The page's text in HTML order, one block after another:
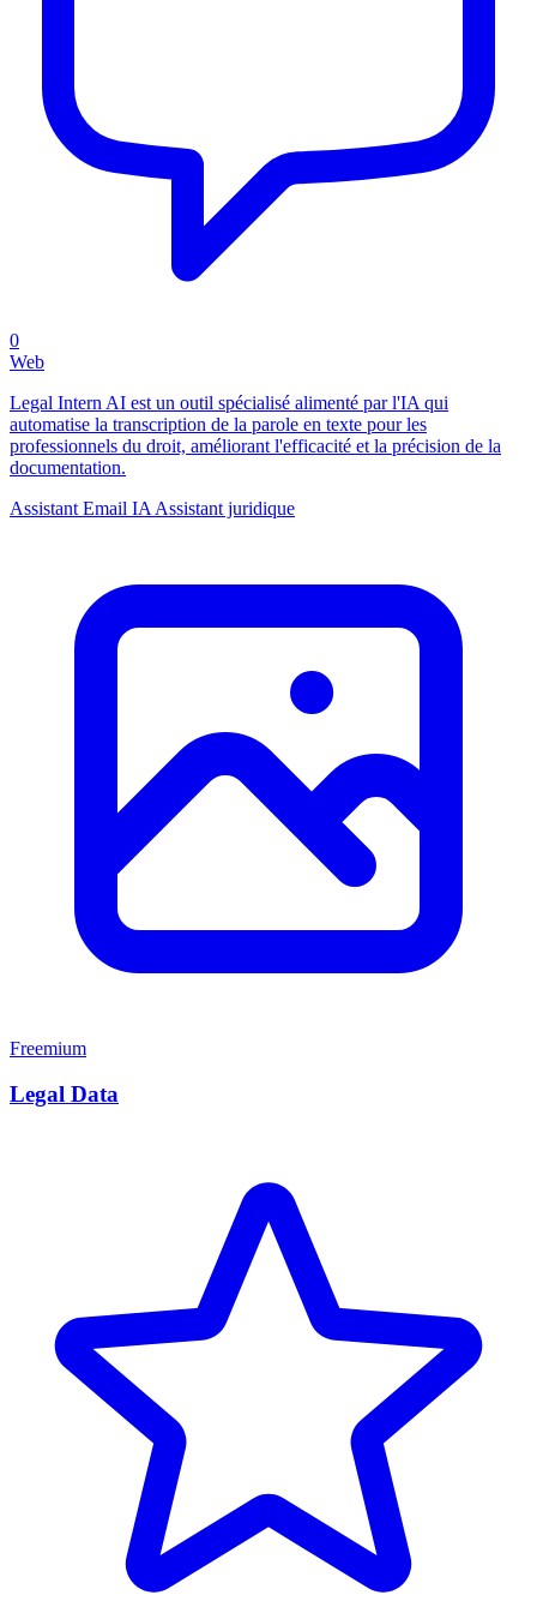
0
Web
Legal Intern AI est un outil spécialisé alimenté par l'IA qui
automatise la transcription de la parole en texte pour les
professionnels du droit, améliorant l'efficacité et la précision de la
documentation.
Assistant Email IA Assistant juridique
Freemium
Legal Data